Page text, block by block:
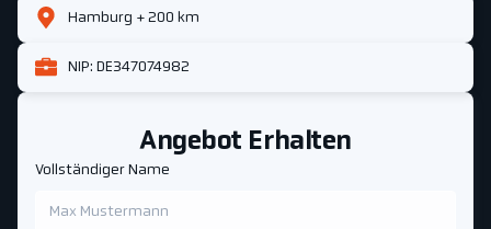
Angebot Erhalten
Vollständiger Name
Hamburg + 200 km
NIP: DE347074982